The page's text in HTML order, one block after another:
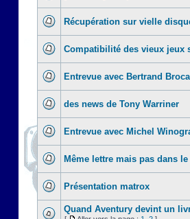
Récupération sur vielle
Compatibilité des vieux jeux
Entrevue avec Bertrand
des news de Tony Warriner
Entrevue avec Michel
Même lettre mais pas dans
Présentation matrox
Quand Aventury devint un